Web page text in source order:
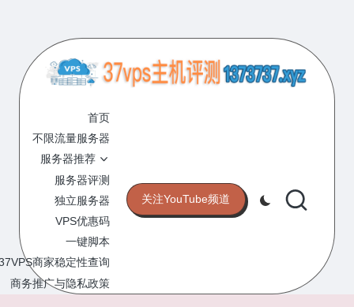
content
7
V
P
S
主
机
评
的
VPS
网
站
首页
不限流量服务器
服务器推荐
服务器评测
独立服务器
VPS优惠码
一键脚本
商家稳定性查询
商务推广与隐私政策
关注YouTube频道